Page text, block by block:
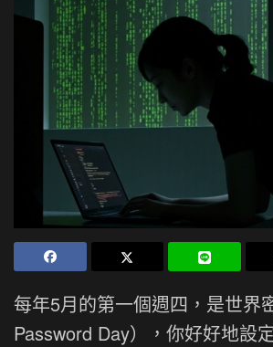
每年5月的第一個週四，是世界
Password Day），你好好地設